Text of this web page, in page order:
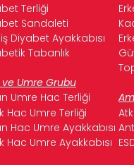
Terliği
Sandaleti
Diyabet Ayakkabısı
Tabanlık
Umre Grubu
Umre Hac Terliği
Hac Umre Terliği
Hac Umre Ayakkabısı
Hac Umre Ayakkabısı